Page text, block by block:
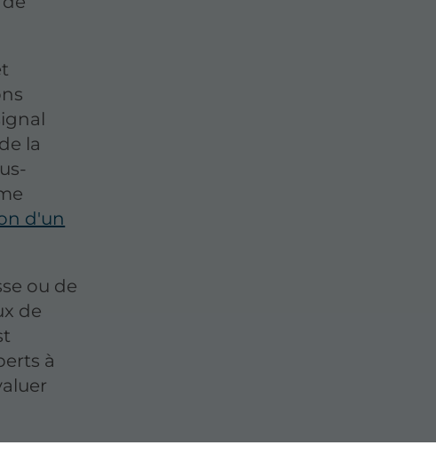
la
d'un
ou de
de
à